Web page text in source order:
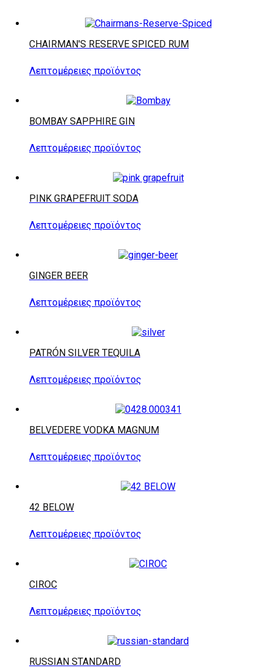
CHAIRMAN'S RESERVE SPICED RUM
Λεπτομέρειες προϊόντος
BOMBAY SAPPHIRE GIN
Λεπτομέρειες προϊόντος
PINK GRAPEFRUIT SODA
Λεπτομέρειες προϊόντος
GINGER BEER
Λεπτομέρειες προϊόντος
PATRÓN SILVER TEQUILA
Λεπτομέρειες προϊόντος
BELVEDERE VODKA MAGNUM
Λεπτομέρειες προϊόντος
42 BELOW
Λεπτομέρειες προϊόντος
CIROC
Λεπτομέρειες προϊόντος
RUSSIAN STANDARD